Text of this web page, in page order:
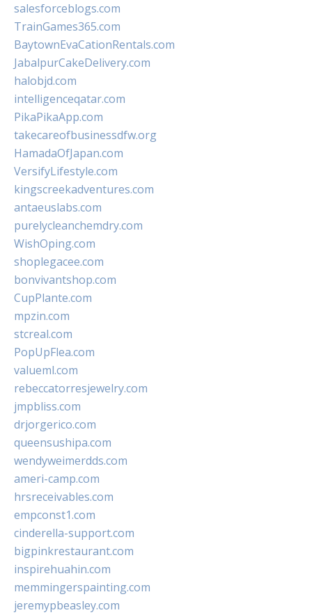
salesforceblogs.com
TrainGames365.com
BaytownEvaCationRentals.com
JabalpurCakeDelivery.com
halobjd.com
intelligenceqatar.com
PikaPikaApp.com
takecareofbusinessdfw.org
HamadaOfJapan.com
VersifyLifestyle.com
kingscreekadventures.com
antaeuslabs.com
purelycleanchemdry.com
WishOping.com
shoplegacee.com
bonvivantshop.com
CupPlante.com
mpzin.com
stcreal.com
PopUpFlea.com
valueml.com
rebeccatorresjewelry.com
jmpbliss.com
drjorgerico.com
queensushipa.com
wendyweimerdds.com
ameri-camp.com
hrsreceivables.com
empconst1.com
cinderella-support.com
bigpinkrestaurant.com
inspirehuahin.com
memmingerspainting.com
jeremypbeasley.com